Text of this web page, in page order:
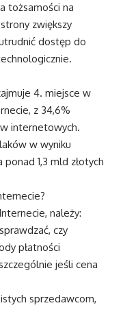
tożsamości na
zwiększy
dostęp do
4. miejsce w
z 34,6%
internetowych.
w wyniku
1,3 mld złotych
należy:
czy
płatności
jeśli cena
sprzedawcom,